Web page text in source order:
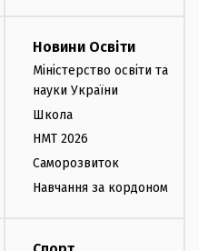
Новини Освіти
Міністерство освіти та
науки України
Школа
НМТ 2026
Саморозвиток
Навчання за кордоном